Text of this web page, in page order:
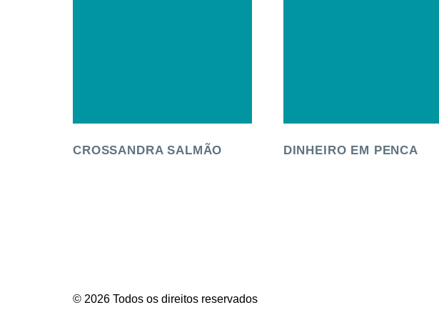
CROSSANDRA SALMÃO DINHEIRO EM PENCA
© 2026 Todos os direitos reservados